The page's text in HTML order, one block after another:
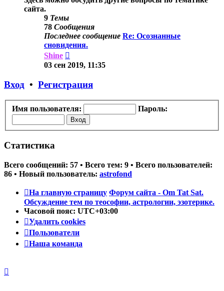
сайта.
9 Темы
78 Сообщения
Последнее сообщение Re: Осознанные
сновидения.
Shine
к
03 сен 2019, 11:35
Вход • Регистрация
Имя пользователя: Пароль:
Статистика
Всего сообщений: 57 • Всего тем: 9 • Всего пользователей:
86 • Новый пользователь: astrofond
На главную страницу Форум сайта - Om Tat Sat.
Обсуждение тем по теософии, астрологии, эзотерике.
Часовой пояс: UTC+03:00
Удалить cookies
Пользователи
Наша команда